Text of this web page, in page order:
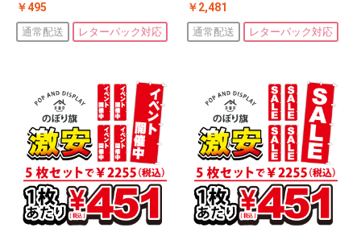
￥495
通常配送 レターパック対応
￥2,481
通常配送 レターパック対応